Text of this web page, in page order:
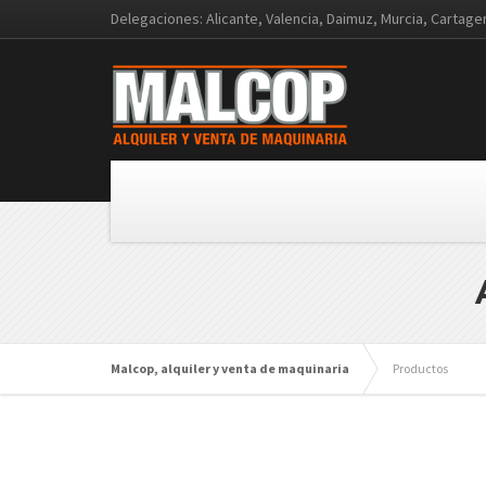
Delegaciones: Alicante, Valencia, Daimuz, Murcia,
Malcop, alquiler y venta de maquinaria Productos